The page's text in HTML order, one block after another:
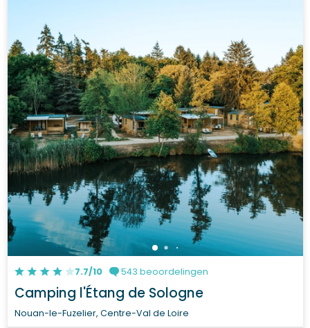
7.7/10 543 beoordelingen
Camping l'Étang de Sologne
Nouan-le-Fuzelier, Centre-Val de Loire